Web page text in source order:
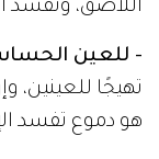
اللاصق، وتفسد
- للعين
تهيجًا للعينين،
هو دموع تفسد